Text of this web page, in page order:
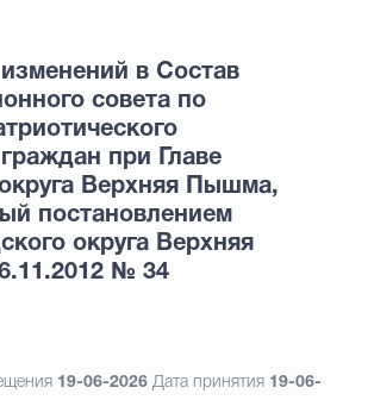
в Состав
совета по
при Главе
Верхняя Пышма,
постановлением
округа Верхняя
№ 34
19-06-2026 Дата принятия 19-06-